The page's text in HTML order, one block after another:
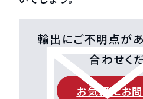
輸出にご不明点が
合わせく
お気軽にお